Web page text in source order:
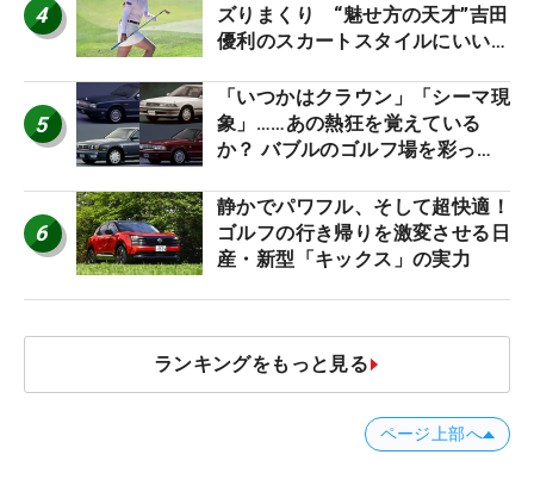
4
ズりまくり “魅せ方の天才”吉田
優利のスカートスタイルにいい
5
「いつかはクラウン」「シーマ現
象」……あの熱狂を覚えている
か？ バブルのゴルフ場を彩った
6
静かでパワフル、そして超快適！
ゴルフの行き帰りを激変させる日
産・新型「キックス」の実力
ランキングをもっと見る
ページ上部へ